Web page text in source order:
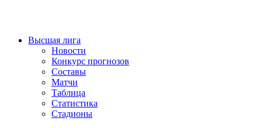
Высшая лига
Новости
Конкурс прогнозов
Составы
Матчи
Таблица
Статистика
Стадионы